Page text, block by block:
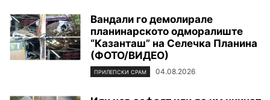
Вандали го демолирале
планинарското одморалиште
“Казанташ” на Селечка Планина
(ФОТО/ВИДЕО)
ПРИЛЕПСКИ СРАМ 04.08.2026